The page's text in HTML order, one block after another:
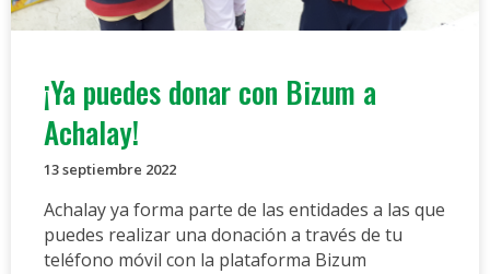
¡Ya puedes donar con Bizum a
Achalay!
13 septiembre 2022
Achalay ya forma parte de las entidades a las que
puedes realizar una donación a través de tu
teléfono móvil con la plataforma Bizum